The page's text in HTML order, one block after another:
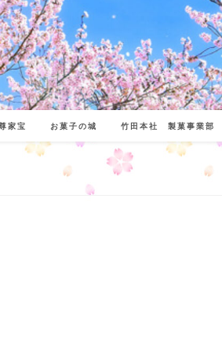
家宝 お菓子の城 竹田本社 製菓事業部